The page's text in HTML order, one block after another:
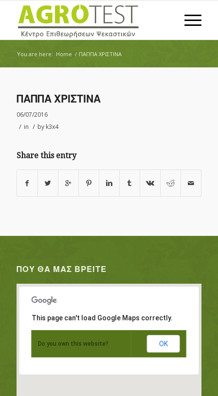
You are here: Home / ΠΑΠΠΑ ΧΡΙΣΤΙΝΑ
ΠΑΠΠΑ ΧΡΙΣΤΙΝΑ
06/07/2016
/ in / by k3x4
Share this entry
ΠΟΥ ΘΑ ΜΑΣ ΒΡΕΊΤΕ
This page can't load Google Maps correctly.
Do you own this website? OK